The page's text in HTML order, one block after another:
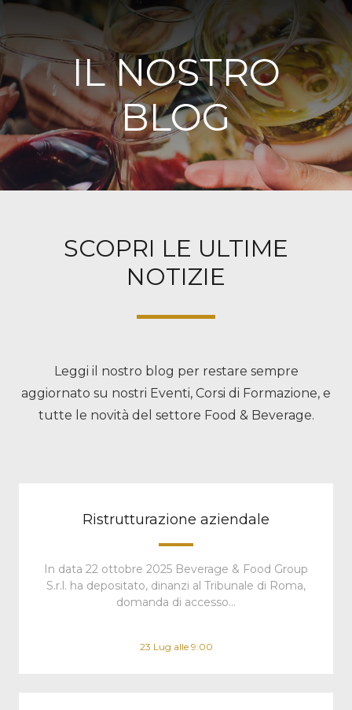
IL NOSTRO
BLOG
SCOPRI LE ULTIME
NOTIZIE
Leggi il nostro blog per restare sempre
aggiornato su nostri Eventi, Corsi di Formazione, e
tutte le novità del settore Food & Beverage.
Ristrutturazione aziendale
In data 22 ottobre 2025 Beverage & Food Group
S.r.l. ha depositato, dinanzi al Tribunale di Roma,
domanda di accesso…
23 Lug alle 9:00